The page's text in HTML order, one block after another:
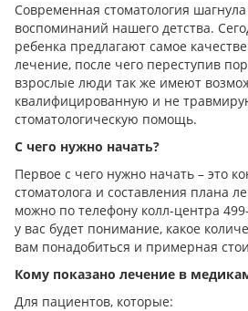
Современная стоматология
воспоминаний нашего детства.
ребенка предлагают самое
лечение, после чего переступив
взрослые люди так же имеют
квалифицированную и не
стоматологическую помощь.
С чего нужно начать?
Первое с чего нужно начать – это
стоматолога и составления плана
можно по телефону колл-центра
у вас будет понимание, какое
вам понадобиться и примерная
Кому показано лечение в
Для пациентов, которые: